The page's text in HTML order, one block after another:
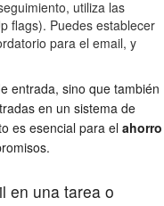
utiliza las
flags). Puedes establecer
para el email, y
entrada, sino que también
en un sistema de
es esencial para el ahorro
en una tarea o